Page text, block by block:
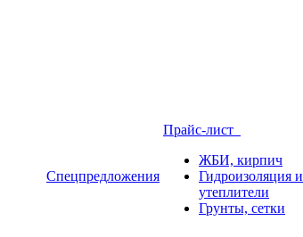
Спецпредложения
Прайс-лист
ЖБИ, кирпич
Гидроизоляция и
утеплители
Грунты, сетки